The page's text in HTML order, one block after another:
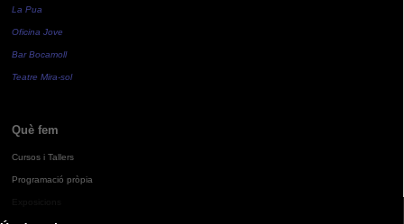
La Pua
Oficina Jove
Bar Bocamoll
Teatre Mira-sol
Què fem
Cursos i Tallers
Programació pròpia